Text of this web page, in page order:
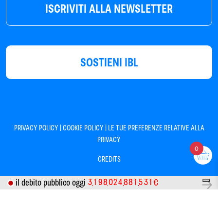
ISCRIVITI ALLA NEWSLETTER
SOSTIENI IBL
PRIVACY POLICY |COOKIE POLICY | LE TUE PREFERENZE RELATIVE ALLA
PRIVACY
CREDITS
il debito pubblico oggi 31 98024881 531€
0